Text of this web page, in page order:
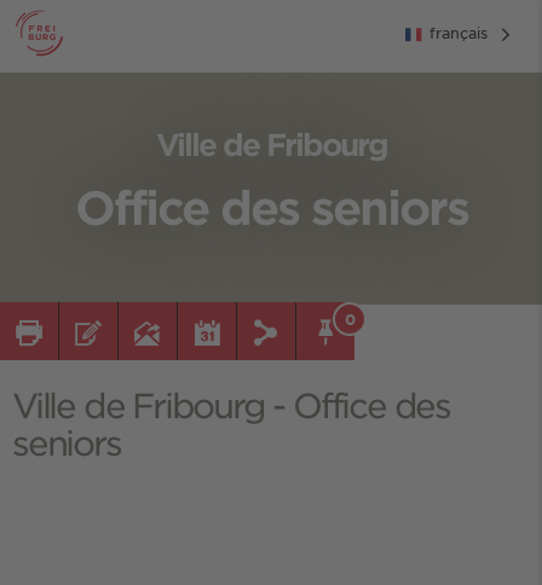
français
Ville de Fribourg
Office des seniors
0
Ville de Fribourg - Office des
seniors